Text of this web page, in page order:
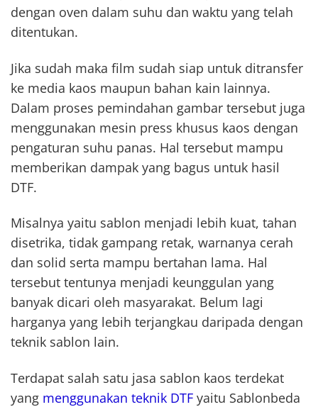
dengan oven dalam suhu dan waktu yang telah
ditentukan.
Jika sudah maka film sudah siap untuk ditransfer
ke media kaos maupun bahan kain lainnya.
Dalam proses pemindahan gambar tersebut juga
menggunakan mesin press khusus kaos dengan
pengaturan suhu panas. Hal tersebut mampu
memberikan dampak yang bagus untuk hasil
DTF.
Misalnya yaitu sablon menjadi lebih kuat, tahan
disetrika, tidak gampang retak, warnanya cerah
dan solid serta mampu bertahan lama. Hal
tersebut tentunya menjadi keunggulan yang
banyak dicari oleh masyarakat. Belum lagi
harganya yang lebih terjangkau daripada dengan
teknik sablon lain.
Terdapat salah satu jasa sablon kaos terdekat
yang menggunakan teknik DTF yaitu Sablonbeda